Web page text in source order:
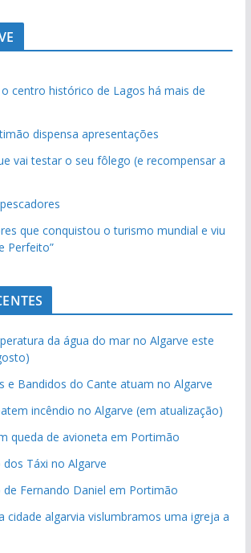
centro histórico de Lagos há mais de
dispensa apresentações
vai testar o seu fôlego (e recompensar a
que conquistou o turismo mundial e viu
Perfeito”
da água do mar no Algarve este
e Bandidos do Cante atuam no Algarve
incêndio no Algarve (em atualização)
queda de avioneta em Portimão
Táxi no Algarve
Fernando Daniel em Portimão
cidade algarvia vislumbramos uma igreja a